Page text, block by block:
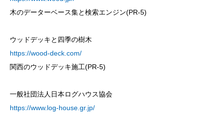
木のデーターベース集と検索エンジン(PR-5)
ウッドデッキと四季の樹木
https://wood-deck.com/
関西のウッドデッキ施工(PR-5)
一般社団法人日本ログハウス協会
https://www.log-house.gr.jp/